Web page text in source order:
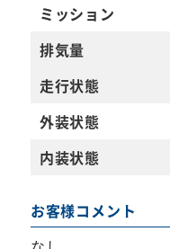
ミッション
排気量
走行状態
外装状態
内装状態
お客様コメント